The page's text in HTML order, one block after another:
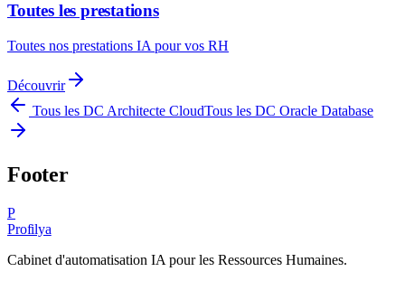
Toutes les prestations
Toutes nos prestations IA pour vos RH
Découvrir
Tous les DC Architecte CloudTous les DC Oracle Database
Footer
P
Profilya
Cabinet d'automatisation IA pour les Ressources Humaines.